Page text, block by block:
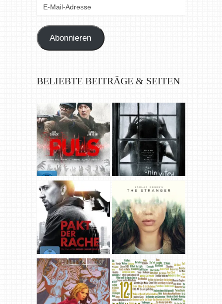
Abonnieren
BELIEBTE BEITRÄGE & SEITEN